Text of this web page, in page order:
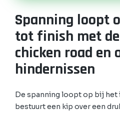
Spanning loopt
tot finish met
chicken road en
hindernissen
De spanning loopt op bij het
bestuurt een kip over een